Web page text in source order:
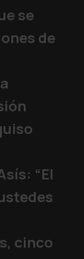
se
de
“El
cinco